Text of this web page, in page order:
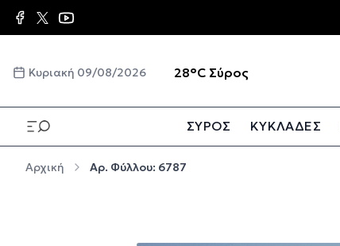
Παράκαμψη προς το κυρίως περιεχόμενο
Κυριακή 09/08/2026 28°C Σύρος
ΣΥΡΟΣ ΚΥΚΛΑΔΕΣ
Αρχική Αρ. Φύλλου: 6787